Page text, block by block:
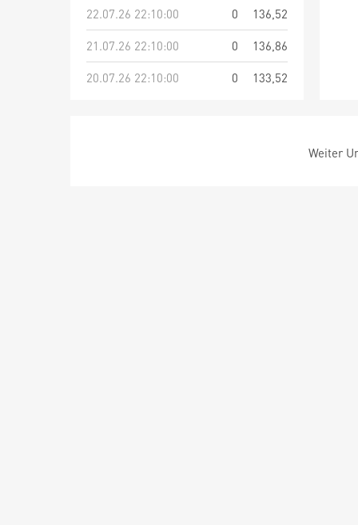
22.07.26 22:10:00
0
136,52
21.07.26 22:10:00
0
136,86
20.07.26 22:10:00
0 133,52
Weiter